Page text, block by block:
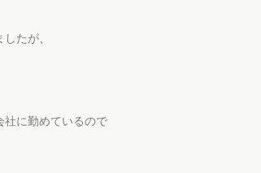
たが、
社に勤めているので